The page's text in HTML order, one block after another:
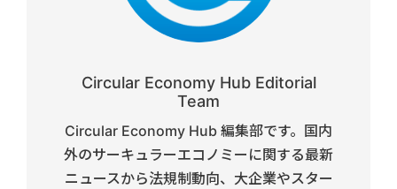
Circular Economy Hub Editorial
Team
Circular Economy Hub 編集部です。国内
外のサーキュラーエコノミーに関する最新
ニュースから法規制動向、大企業やスター